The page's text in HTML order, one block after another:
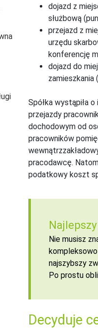
dojazd z
służbową
przejazd z
urzędu
konferencję
dojazd do
zamieszkania
Spółka wystąpiła
przejazdy
dochodowym od
pracowników
pracodawcę.
podatkowy koszt
Nie musisz
najszybszy
Po prostu
Decyduje